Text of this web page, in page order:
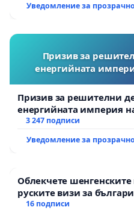
Уведомление за
Призив за
енергийната
Призив за решителни
енергийната империя
3 247 подписи
Уведомление за
Облекчете
руските визи за българи
16 подписи